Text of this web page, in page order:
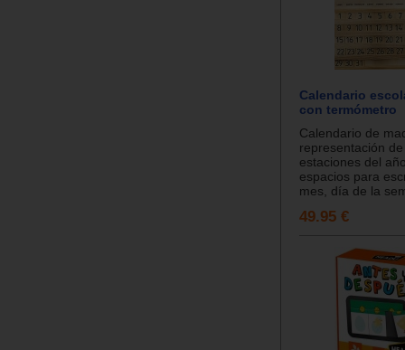
Calendario
con termómetro
Calendario de
representación
estaciones del
espacios para
mes, día de la
49.95 €